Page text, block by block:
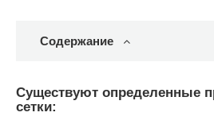
Содержание
Существуют определенные
сетки: